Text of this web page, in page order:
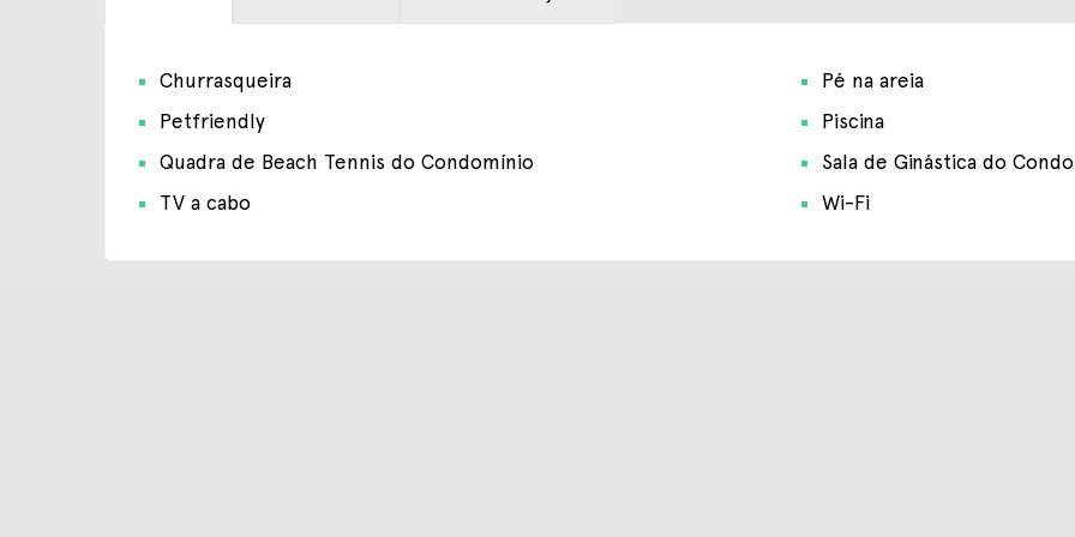
Churrasqueira
Pé na areia
Petfriendly
Piscina
Quadra de Beach Tennis do Condomínio
Sala de Ginástica do
TV a cabo
Wi-Fi